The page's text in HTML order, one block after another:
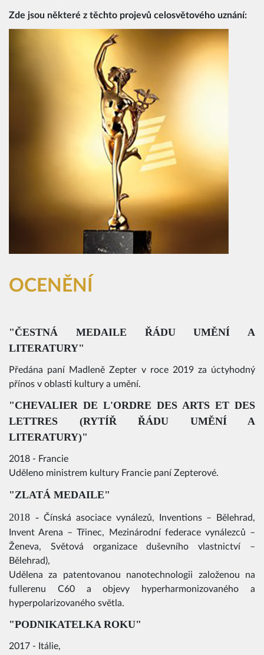
Zde jsou některé z těchto projevů celosvětového uznání:
OCENĚNÍ
"ČESTNÁ MEDAILE ŘÁDU UMĚNÍ A
LITERATURY"
Předána paní Madleně Zepter v roce 2019 za úctyhodný
přínos v oblasti kultury a umění.
"CHEVALIER DE L'ORDRE DES ARTS ET DES
LETTRES (RYTÍŘ ŘÁDU UMĚNÍ A
LITERATURY)"
2018 - Francie
Uděleno ministrem kultury Francie paní Zepterové.
"ZLATÁ MEDAILE"
2018 -Čínská asociace vynálezů, Inventions – Bělehrad,
Invent Arena – Třinec, Mezinárodní federace vynálezců –
Ženeva, Světová organizace duševního vlastnictví –
Bělehrad),
Udělena za patentovanou nanotechnologii založenou na
fullerenu C60 a objevy hyperharmonizovaného a
hyperpolarizovaného světla.
"PODNIKATELKA ROKU"
2017 - Itálie,